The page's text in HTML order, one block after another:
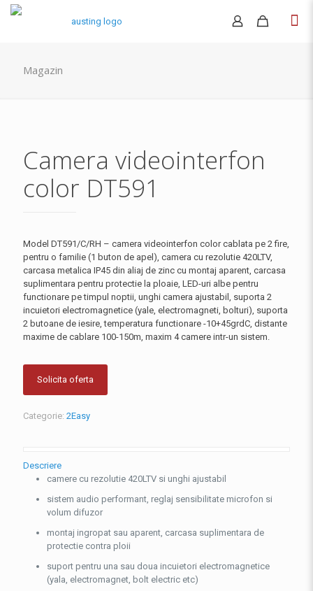
Magazin
Camera videointerfon
color DT591
Model DT591/C/RH – camera videointerfon color cablata pe 2 fire,
pentru o familie (1 buton de apel), camera cu rezolutie 420LTV,
carcasa metalica IP45 din aliaj de zinc cu montaj aparent, carcasa
suplimentara pentru protectie la ploaie, LED-uri albe pentru
functionare pe timpul noptii, unghi camera ajustabil, suporta 2
incuietori electromagnetice (yale, electromagneti, bolturi), suporta
2 butoane de iesire, temperatura functionare -10+45grdC, distante
maxime de cablare 100-150m, maxim 4 camere intr-un sistem.
Solicita oferta
Categorie: 2Easy
Descriere
camere cu rezolutie 420LTV si unghi ajustabil
sistem audio performant, reglaj sensibilitate microfon si
volum difuzor
montaj ingropat sau aparent, carcasa suplimentara de
protectie contra ploii
suport pentru una sau doua incuietori electromagnetice
(yala, electromagnet, bolt electric etc)